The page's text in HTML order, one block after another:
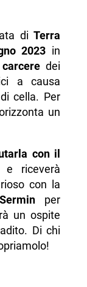
di Terra
2023 in
carceredei
a causa
cella. Per
un
con il
e riceverà
con la
per
un ospite
Di chi